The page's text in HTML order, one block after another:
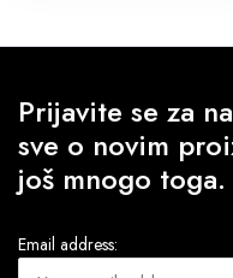
Prijavite se za
sve o novim
još mnogo toga.
Email address: